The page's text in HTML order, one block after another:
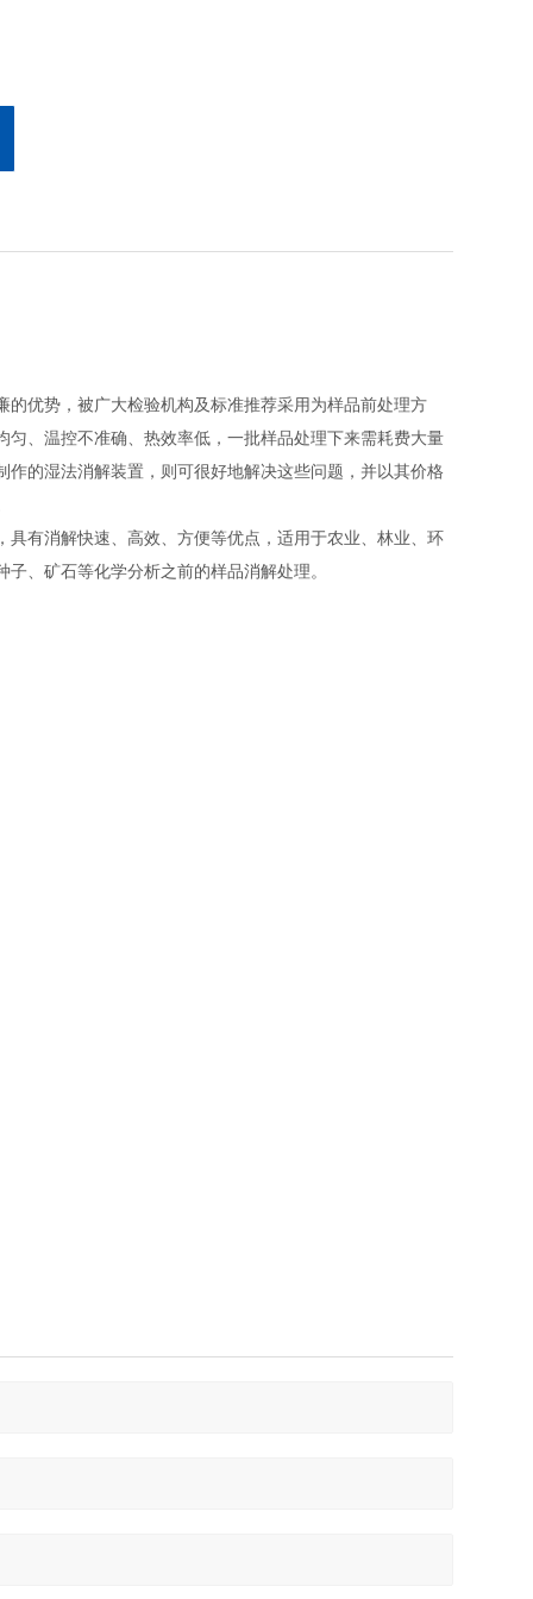
优势，被广大检验机构及标准推荐采用为样品前处理方
、温控不准确、热效率低，一批样品处理下来需耗费大量
的湿法消解装置，则可很好地解决这些问题，并以其价格
有消解快速、高效、方便等优点，适用于农业、林业、环
、矿石等化学分析之前的样品消解处理。